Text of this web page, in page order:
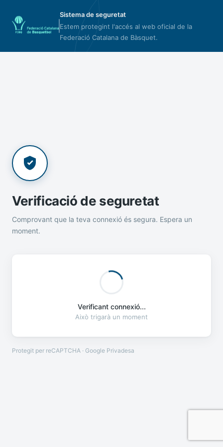
Sistema de seguretat
Estem protegint l'accés al web oficial de la
Federació Catalana de Bàsquet.
Verificació de seguretat
Comprovant que la teva connexió és segura. Espera un
moment.
Verificant connexió...
Això trigarà un moment
Protegit per reCAPTCHA · Google Privadesa